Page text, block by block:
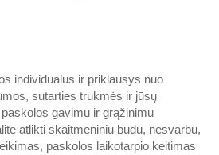
individualus ir priklausys nuo
sutarties trukmės ir jūsų
gavimu ir grąžinimu
atlikti skaitmeniniu būdu, nesvarbu,
paskolos laikotarpio keitimas